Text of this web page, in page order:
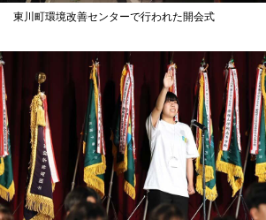
東川町環境改善センターで行われた開会式